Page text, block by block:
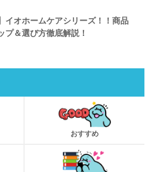
イオホームケアシリーズ！！商品
プ＆選び方徹底解説！
おすすめ